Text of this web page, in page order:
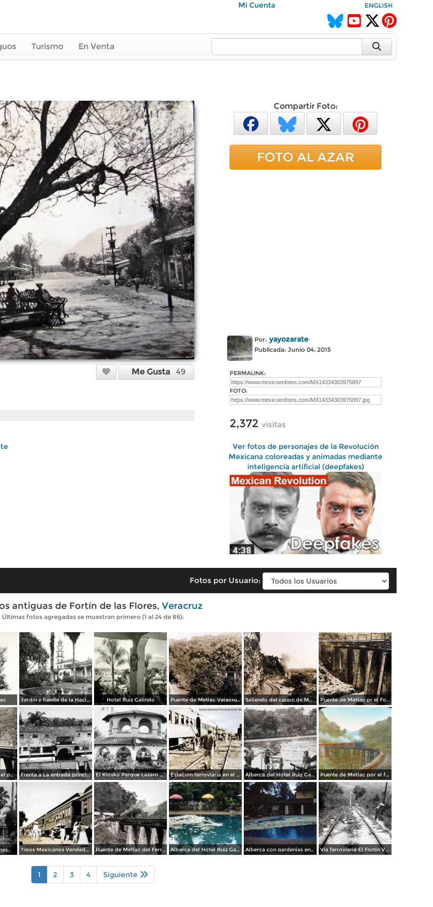
Mi Cuenta ENGLISH
Turismo En Venta
Me Gusta 49
Compartir Foto:
FOTO AL AZAR
Por: yayozarate
Publicada: Junio 04, 2015
PERMALINK:
FOTO:
2,372 visitas
Ver fotos de personajes de la Revolución
Mexicana coloreadas y animadas mediante
inteligencia artificial (deepfakes)
Fotos por Usuario:
antiguas de Fortín de las Flores, Veracruz
Últimas fotos agregadas se muestran primero (1 al 24 de 86):
Jardín y fuente de la Hacienda de las Ánimas Hotel Ruiz Galindo Puente de Metlac Veracruz por La Sonora News & Co. Saliendo del canon de Metlac Veracruz por La Sonora News & Co. Puente de Metlac pr el Fotógrafo Hugo Brehme.
Tren de pasajeros en el puente de Metlac. Frente a La entrada principal del Hotel Ruiz-Galindo.( Circulada el 22 de Julio de 1952 ) El Kiosko Parque Lazaro Cardenas. Estacion ferroviaria en el Fortín de las Flores, Veracruz. Alberca del Hotel Ruiz Galindo Puente de Metlac por el fotografo C B Waite.
Tipos Mexicanos Vendedores de flores en la estacion del Ferrocarril Central Mexicano. Puente de Metlac del Ferrocarril Central Mexicano ( Circulada el 23 de Junio de 1921 ). Alberca del Hotel Ruiz Galindo (1958) Alberca con gardenias en El Fortin Veracruz (c. 1953). Via ferroviaria El Fortin Veracruz Marzo de 1946.
1 2 3 4 Siguiente